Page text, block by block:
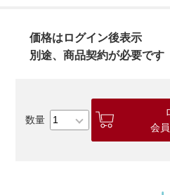
価格はログイン後表示
別途、商品契約が必要です
会